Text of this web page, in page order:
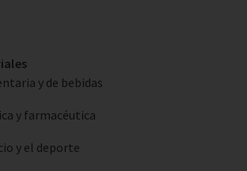
y de bebidas
y farmacéutica
y el deporte